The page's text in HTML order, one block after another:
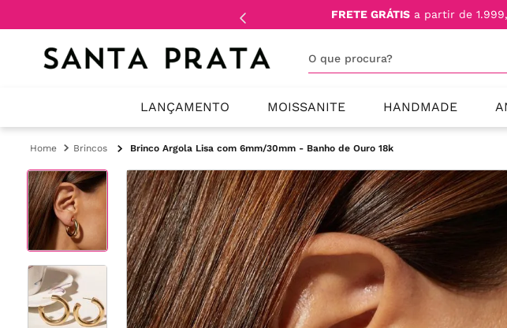
FRETE GRÁTIS a partir de
LANÇAMENTO MOISSANITE HANDMADE
Brincos Brinco Argola Lisa com 6mm/30mm - Banho de Ouro 18k